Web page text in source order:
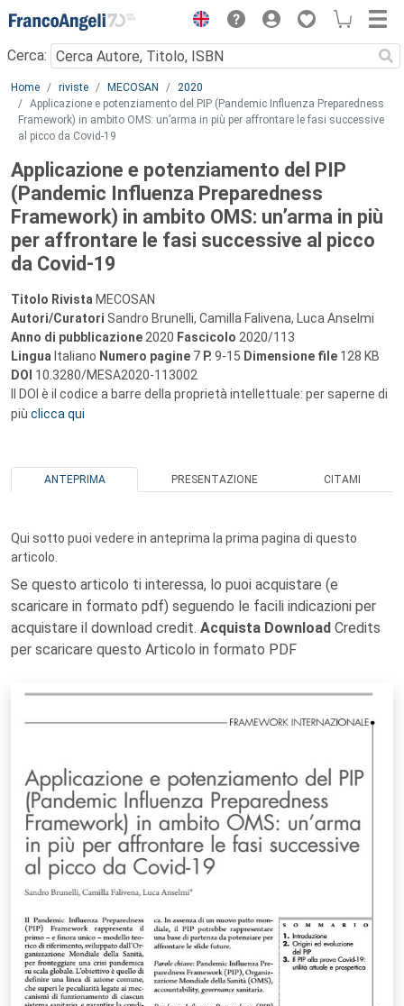
Menu
Cerca:
Main content
Home riviste MECOSAN
2020
Applicazione e potenziamento del PIP (Pandemic Influenza Preparedness
Framework) in ambito OMS: un’arma in più per affrontare le fasi successive
al picco da Covid-19
Applicazione e potenziamento del PIP
(Pandemic Influenza Preparedness
Framework) in ambito OMS: un’arma in più
per affrontare le fasi successive al picco
da Covid-19
Titolo Rivista MECOSAN
Autori/Curatori Sandro Brunelli, Camilla Falivena, Luca Anselmi
Anno di pubblicazione 2020 Fascicolo 2020/113
Lingua Italiano Numero pagine 7 P. 9-15 Dimensione file 128 KB
DOI 10.3280/MESA2020-113002
Il DOI è il codice a barre della proprietà intellettuale: per saperne di
più clicca qui
ANTEPRIMA PRESENTAZIONE CITAMI
Qui sotto puoi vedere in anteprima la prima pagina di questo
articolo.
Se questo articolo ti interessa, lo puoi acquistare (e
scaricare in formato pdf) seguendo le facili indicazioni per
acquistare il download credit. Acquista Download Credits
per scaricare questo Articolo in formato PDF